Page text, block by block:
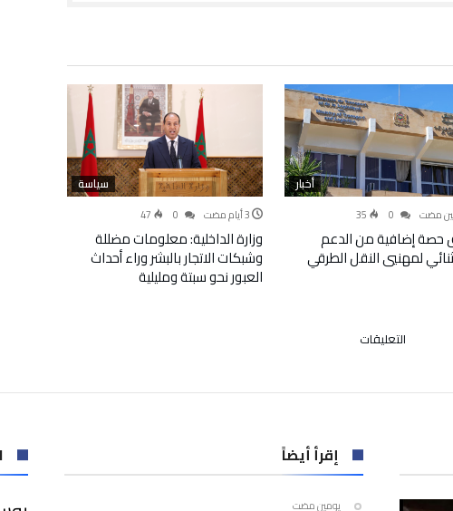
أخبار
مضت‬ 35
حصة إضافية من الدعم
لمهنيي النقل الطرقي
سياسة
47
وزارة الداخلية: معلومات مضللة
وشبكات الاتجار بالبشر وراء أحداث
العبور نحو سبتة ومليلية
التعليقات
إصابة
بفيروس
كورونا
إقرأ أيضاً
‫‫‫‏‫يومين مضت‬